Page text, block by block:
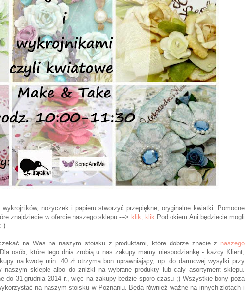
nożyczek i papieru stworzyć przepiękne, oryginalne kwiatki. Pomocne
znajdziecie w ofercie naszego sklepu ---> klik, klikPod okiem Ani będziecie mogli
)
na Was na naszym stoisku z produktami, które dobrze znacie z naszego
osób, które tego dnia zrobią u nas zakupy mamy niespodziankę - każdy Klient,
na kwotę min. 40 zł otrzyma bon uprawniający, np. do darmowej wysyłki przy
naszym sklepie albo do zniżki na wybrane produkty lub cały asortyment sklepu.
do 31 grudnia 2014 r., więc na zakupy będzie sporo czasu ;) Wszystkie bony poza
na naszym stoisku w Poznaniu. Będą również ważne na innych zlotach i